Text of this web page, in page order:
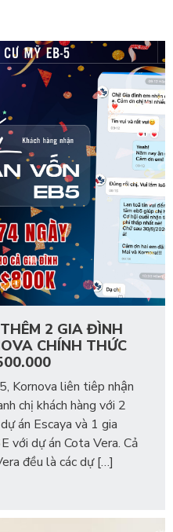
2 GIA ĐÌNH
CHÍNH THỨC
Kornova liên tiêp nhận
chị khách hàng với 2
án Escaya và 1 gia
với dự án Cota Vera. Cả
đều là các dự […]